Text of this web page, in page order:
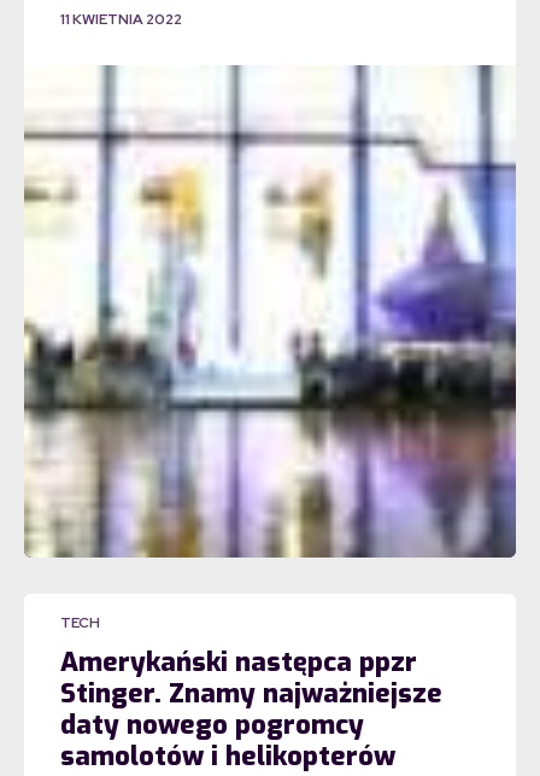
11 KWIETNIA 2022
TECH
Amerykański następca ppzr
Stinger. Znamy najważniejsze
daty nowego pogromcy
samolotów i helikopterów